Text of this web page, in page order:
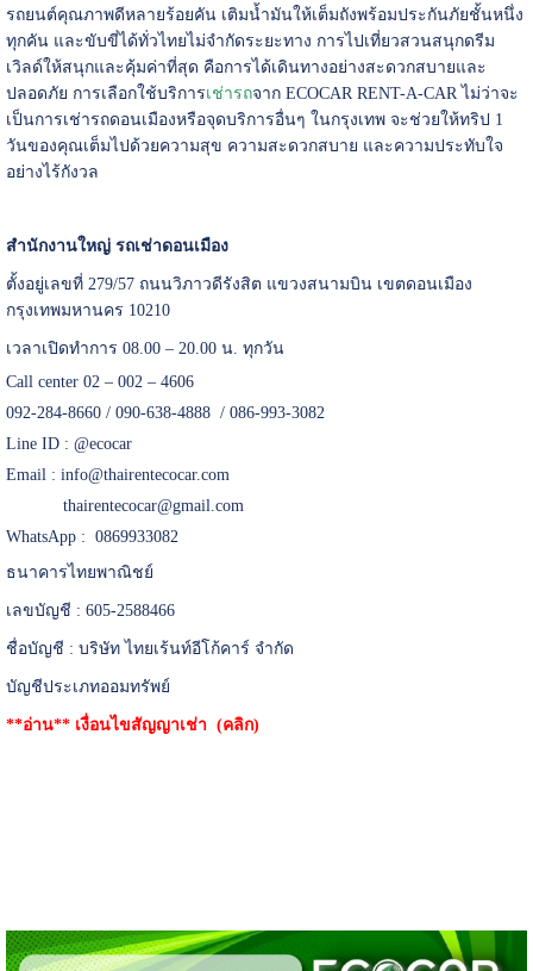
รถยนต์คุณภาพดีหลายร้อยคัน เติมน้ำมันให้เต็มถังพร้อมประกันภัยชั้นหนึ่ง
ทุกคัน และขับขี่ได้ทั่วไทยไม่จำกัดระยะทาง การไปเที่ยวสวนสนุกดรีม
เวิลด์ให้สนุกและคุ้มค่าที่สุด คือการได้เดินทางอย่างสะดวกสบายและ
ปลอดภัย การเลือกใช้บริการเช่ารถจาก ECOCAR RENT-A-CAR ไม่ว่าจะ
เป็นการเช่ารถดอนเมืองหรือจุดบริการอื่นๆ ในกรุงเทพ จะช่วยให้ทริป 1
วันของคุณเต็มไปด้วยความสุข ความสะดวกสบาย และความประทับใจ
อย่างไร้กังวล
สำนักงานใหญ่ รถเช่าดอนเมือง
ตั้งอยู่เลขที่ 279/57 ถนนวิภาวดีรังสิต แขวงสนามบิน เขตดอนเมือง
กรุงเทพมหานคร 10210
เวลาเปิดทำการ 08.00 – 20.00 น. ทุกวัน
Call center 02 – 002 – 4606
092-284-8660 / 090-638-4888 / 086-993-3082
Line ID : @ecocar
Email : info@thairentecocar.com
thairentecocar@gmail.com
WhatsApp : 0869933082
ธนาคารไทยพาณิชย์
เลขบัญชี : 605-2588466
ชื่อบัญชี : บริษัท ไทยเร้นท์อีโก้คาร์ จำกัด
บัญชีประเภทออมทรัพย์
**อ่าน** เงื่อนไขสัญญาเช่า (คลิก)